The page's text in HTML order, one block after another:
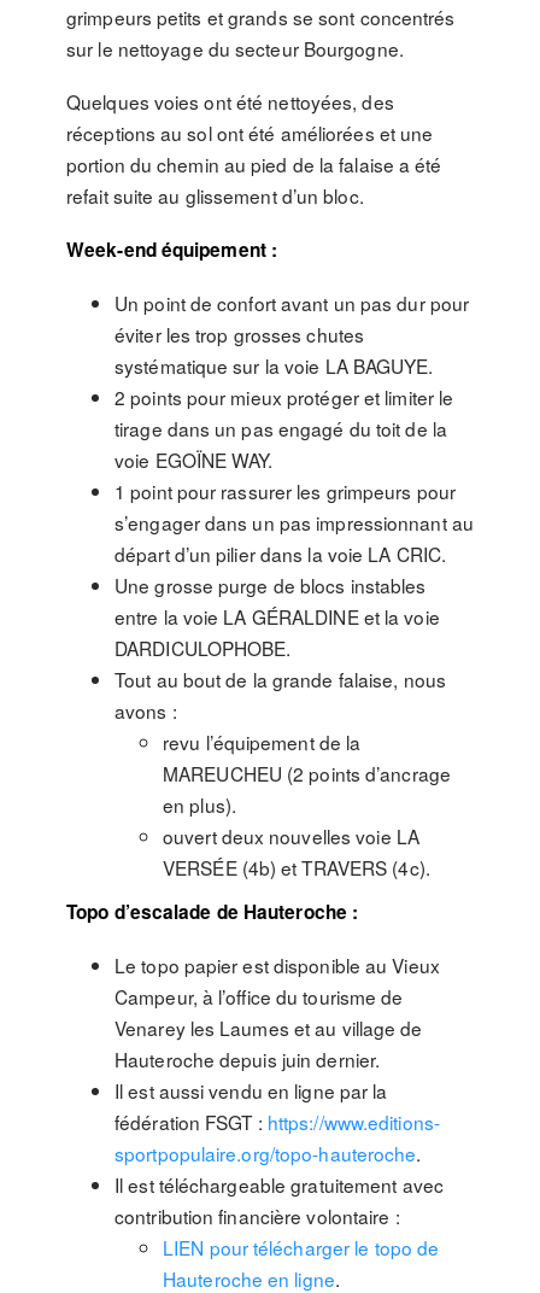
grimpeurs petits et grands se sont concentrés
sur le nettoyage du secteur Bourgogne.
Quelques voies ont été nettoyées, des
réceptions au sol ont été améliorées et une
portion du chemin au pied de la falaise a été
refait suite au glissement d’un bloc.
Week-end équipement :
Un point de confort avant un pas dur pour
éviter les trop grosses chutes
systématique sur la voie LA BAGUYE.
2 points pour mieux protéger et limiter le
tirage dans un pas engagé du toit de la
voie EGOÏNE WAY.
1 point pour rassurer les grimpeurs pour
s’engager dans un pas impressionnant au
départ d’un pilier dans la voie LA CRIC.
Une grosse purge de blocs instables
entre la voie LA GÉRALDINE et la voie
DARDICULOPHOBE.
Tout au bout de la grande falaise, nous
avons :
revu l’équipement de la
MAREUCHEU (2 points d’ancrage
en plus).
ouvert deux nouvelles voie LA
VERSÉE (4b) et TRAVERS (4c).
Topo d’escalade de Hauteroche :
Le topo papier est disponible au Vieux
Campeur, à l’office du tourisme de
Venarey les Laumes et au village de
Hauteroche depuis juin dernier.
Il est aussi vendu en ligne par la
fédération FSGT : https://www.editions-
sportpopulaire.org/topo-hauteroche.
Il est téléchargeable gratuitement avec
contribution financière volontaire :
LIEN pour télécharger le topo de
Hauteroche en ligne.